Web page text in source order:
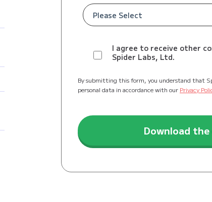
I agree to receive other
Spider Labs, Ltd.
By submitting this form, you understand that
personal data in accordance with our Privacy